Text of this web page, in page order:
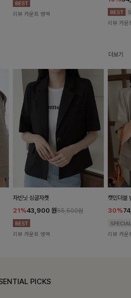
리뷰 카운트 영역
리뷰 카운
더보기
자빈닛 싱글자켓
21%43,900 원55,500원
리뷰 카운트 영역
캣민더블
30%
리뷰 카운
PICKS